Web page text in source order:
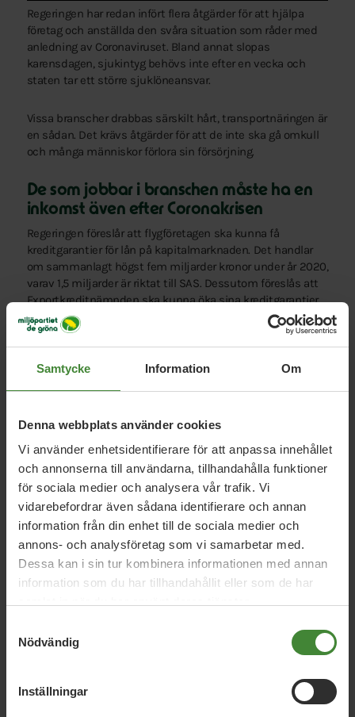
Samtycke Information Om
Denna webbplats använder cookies
Vi använder enhetsidentifierare för att anpassa innehållet
och annonserna till användarna, tillhandahålla funktioner
för sociala medier och analysera vår trafik. Vi
vidarebefordrar även sådana identifierare och annan
information från din enhet till de sociala medier och
annons- och analysföretag som vi samarbetar med.
Dessa kan i sin tur kombinera informationen med annan
information som du har tillhandahållit eller som de har
Nödvändig
Inställningar
Regeringen har redan infört flera åtgärder för att hjälpa
företag och anställda den svåra situation som råder med
anledning av Coronaviruset. Bland annat slopas
karensdagen, sjukintyg behövs inte efter en vecka och
staten tar ett större sjuklöneansvar.
Vissa branscher drabbas särskilt hårt, transportnäringen är
en sådan. Det krävs åtgärder för att de inte ska gå omkull
och många människor förlora sin försörjning.
De som jobbar i branschen måste ha en
inkomst även efter Coronakrisen
Regeringen föreslår att flygföretagen ska kunna få
kreditgarantier för lån på kapitalmarknaden. Det handlar
om sammanlagt högst fem miljarder kronor under år 2020,
varav 1,5 miljarder är riktat till SAS. Dessutom föreslås att
Exportkreditnämnden ska kunna öka sina kreditgarantier
för att stödja svenska exportföretag och genom detta
även sjöfarten.
Åtgärderna ska stärka företagens möjlighet att fortsätta
bedriva verksamhet så att anställda inte behöver bli av
Vi ska ställa om flyget
Miljöpartiet vill se en omställning till ett hållbart och
fossilfritt transportsystem: Det betyder att flygresandet
måste minska. Men omställningen ska göras genom
planerade åtgärder som flygskatt, inblandning av
biobränsle och klimatdeklarationer. Inte genom att
människor från en dag till en annan lämnas utan arbete
och försörjning mitt i en redan mycket osäker situation.